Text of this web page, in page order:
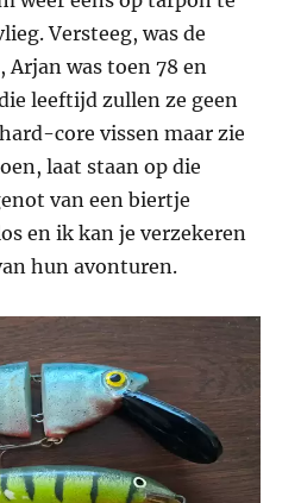
Versteeg, was de
was toen 78 en
leeftijd zullen ze geen
core vissen maar zie
laat staan op die
van een biertje
en ik kan je verzekeren
hun avonturen.